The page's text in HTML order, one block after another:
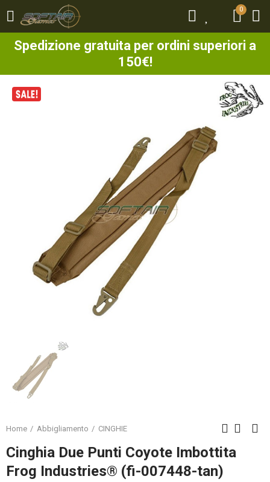
0
Spedizione gratuita per ordini superiori a
150€!
0
Home Abbigliamento CINGHIE
Cinghia Due Punti Coyote Imbottita
Frog Industries® (fi-007448-tan)